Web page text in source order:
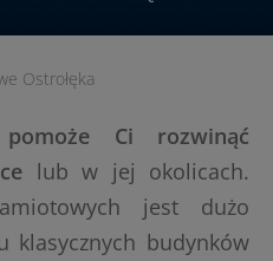
Ostrołęka
Ci rozwinąć
lub w jej okolicach.
jest dużo
klasycznych budynków